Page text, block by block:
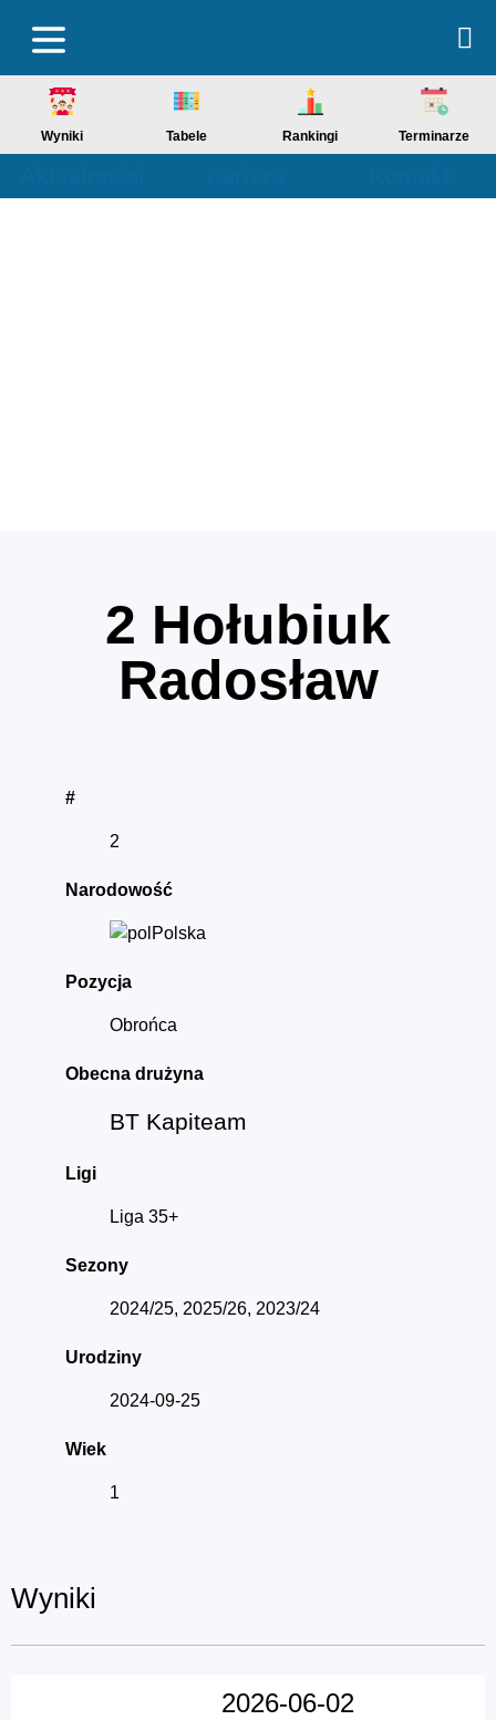
Wyniki Tabele Rankingi Terminarze
2 Hołubiuk
Radosław
#
2
Narodowość
Polska
Pozycja
Obrońca
Obecna drużyna
BT Kapiteam
Ligi
Liga 35+
Sezony
2024/25, 2025/26, 2023/24
Urodziny
2024-09-25
Wiek
1
Wyniki
2026-06-02